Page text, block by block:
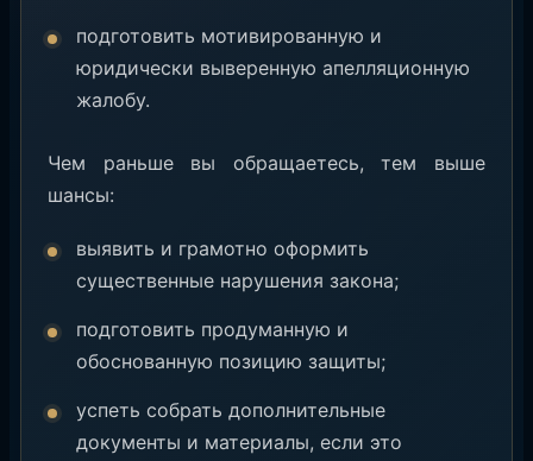
подготовить мотивированную и
юридически выверенную апелляционную
жалобу.
Чем раньше вы обращаетесь, тем выше
шансы:
выявить и грамотно оформить
существенные нарушения закона;
подготовить продуманную и
обоснованную позицию защиты;
успеть собрать дополнительные
документы и материалы, если это